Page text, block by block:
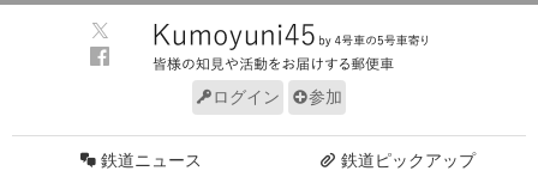
ログイン 参加
鉄道ニュース 鉄道ピックアップ